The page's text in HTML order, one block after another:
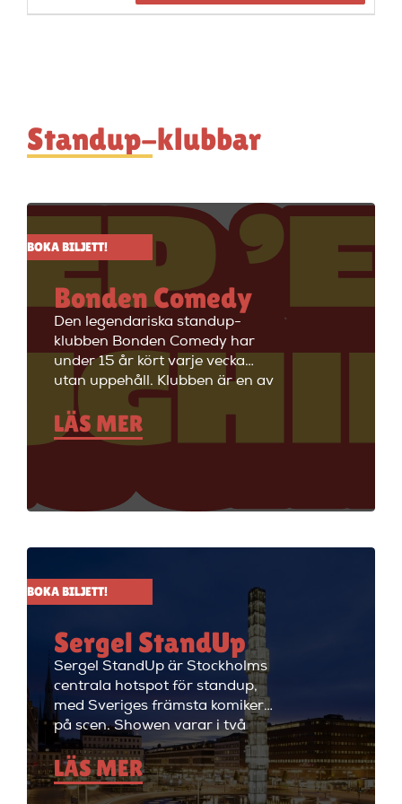
Standup-klubbar
BOKA BILJETT!
Bonden Comedy
Den legendariska standup-
klubben Bonden Comedy har
under 15 år kört varje vecka
utan uppehåll. Klubben är en av
Stockholms äldsta
standupklubbar och är känd för
att ha de bästa komikerna i
välkommen till Big Ben Stand
LÄS MER
BOKA BILJETT!
Sergel StandUp
Sergel StandUp är Stockholms
centrala hotspot för standup,
med Sveriges främsta komiker
på scen. Showen varar i två
timmar med en paus, och
efteråt fortsätter kvällen med
cocktails i restaurangdelen.
LÄS MER